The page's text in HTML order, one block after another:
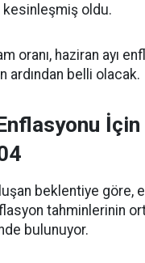
kesinleşmiş oldu.
oranı, haziran ayı
ardından belli olacak.
beklentiye göre,
tahminlerinin
bulunuyor.